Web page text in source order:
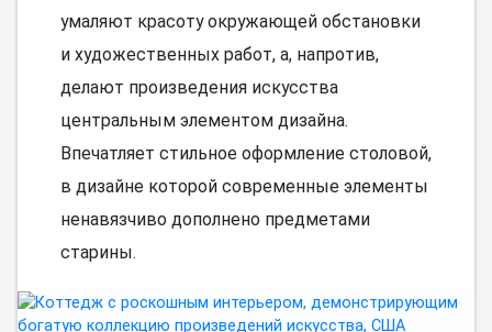
умаляют красоту окружающей обстановки
и художественных работ, а, напротив,
делают произведения искусства
центральным элементом дизайна.
Впечатляет стильное оформление столовой,
в дизайне которой современные элементы
ненавязчиво дополнено предметами
старины.